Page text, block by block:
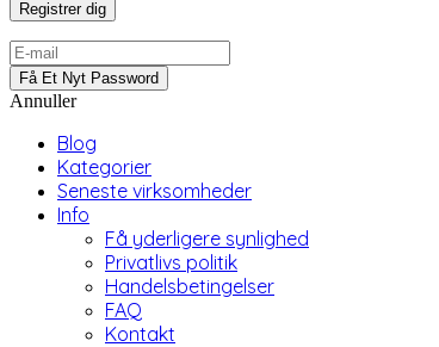
Annuller
Blog
Kategorier
Seneste virksomheder
Info
Få yderligere synlighed
Privatlivs politik
Handelsbetingelser
FAQ
Kontakt